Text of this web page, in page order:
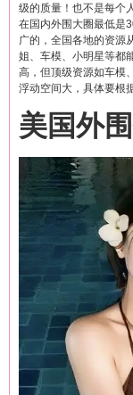
级的质量！也不是每个
在国内外围大圈最低是
广的，全国各地的资源
姐、车模、小明星等都
高，但顶级资源如车模
浮动空间大，具体要根
美国外